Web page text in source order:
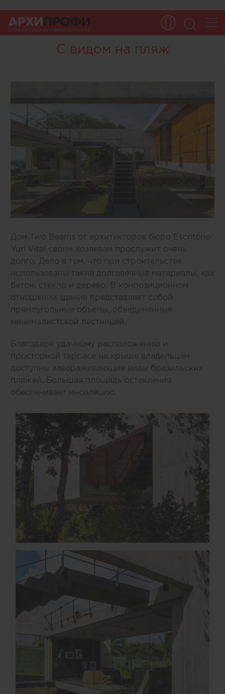
С видом на пляж
Дом Two Beams от архитекторов бюро Escritório
Yuri Vital своим хозяевам прослужит очень
долго. Дело в том, что при строительстве
использованы такие долговечные материалы, как
бетон, стекло и дерево. В композиционном
отношении здание представляет собой
прямоугольные объемы, объединенные
минималистской лестницей.
Благодаря удачному расположению и
просторной террасе на крыше владельцам
доступны завораживающие виды бразильских
пляжей. Большая площадь остекления
обеспечивает инсоляцию.